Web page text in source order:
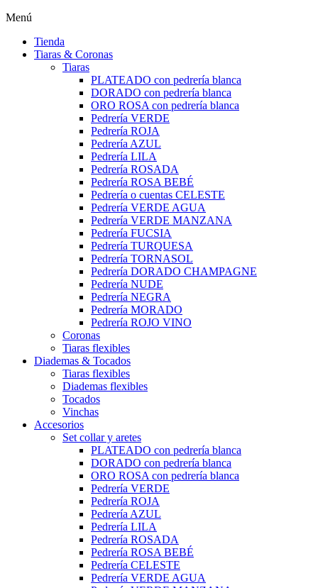
Menú
Tienda
Tiaras & Coronas
Tiaras
PLATEADO con pedrería blanca
DORADO con pedrería blanca
ORO ROSA con pedrería blanca
Pedrería VERDE
Pedrería ROJA
Pedrería AZUL
Pedrería LILA
Pedrería ROSADA
Pedrería ROSA BEBÉ
Pedrería o cuentas CELESTE
Pedrería VERDE AGUA
Pedrería VERDE MANZANA
Pedrería FUCSIA
Pedrería TURQUESA
Pedrería TORNASOL
Pedrería DORADO CHAMPAGNE
Pedrería NUDE
Pedrería NEGRA
Pedrería MORADO
Pedrería ROJO VINO
Coronas
Tiaras flexibles
Diademas & Tocados
Tiaras flexibles
Diademas flexibles
Tocados
Vinchas
Accesorios
Set collar y aretes
PLATEADO con pedrería blanca
DORADO con pedrería blanca
ORO ROSA con pedrería blanca
Pedrería VERDE
Pedrería ROJA
Pedrería AZUL
Pedrería LILA
Pedrería ROSADA
Pedrería ROSA BEBÉ
Pedrería CELESTE
Pedrería VERDE AGUA